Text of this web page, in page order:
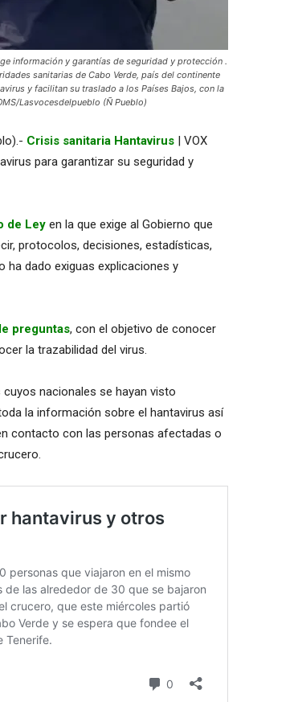
información y garantías de seguridad y protección .
sanitarias de Cabo Verde, país del continente
y facilitan su traslado a los Países Bajos, con la
Lasvocesdelpueblo (Ñ Pueblo)
Crisis sanitaria Hantavirus | VOX
para garantizar su seguridad y
de Ley en la que exige al Gobierno que
protocolos, decisiones, estadísticas,
ha dado exiguas explicaciones y
preguntas, con el objetivo de conocer
la trazabilidad del virus.
nacionales se hayan visto
la información sobre el hantavirus así
contacto con las personas afectadas o